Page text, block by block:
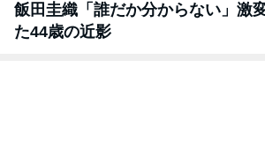
飯田圭織「誰だか分からない」激
た44歳の近影